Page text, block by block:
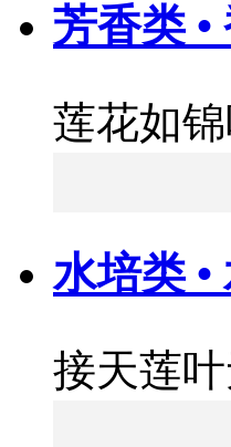
芳香类 •
莲花如
水培类 •
接天莲